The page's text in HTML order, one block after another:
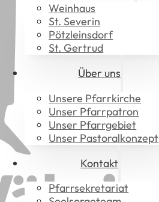
Weinhaus
St. Severin
Pötzleinsdorf
St. Gertrud
Über uns
Unsere Pfarrkirche
Unser Pfarrpatron
Unser Pfarrgebiet
Unser Pastoralkonzept
Kontakt
Pfarrsekretariat